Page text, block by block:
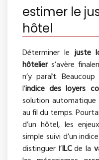
estimer le
hôtel
Déterminer lejuste
hôteliers’avère
n’y paraît.
l’indice des loyers
solution
au fil du temps.
d’un hôtel, les
simple suivi d’un
distinguer l’ILCde la